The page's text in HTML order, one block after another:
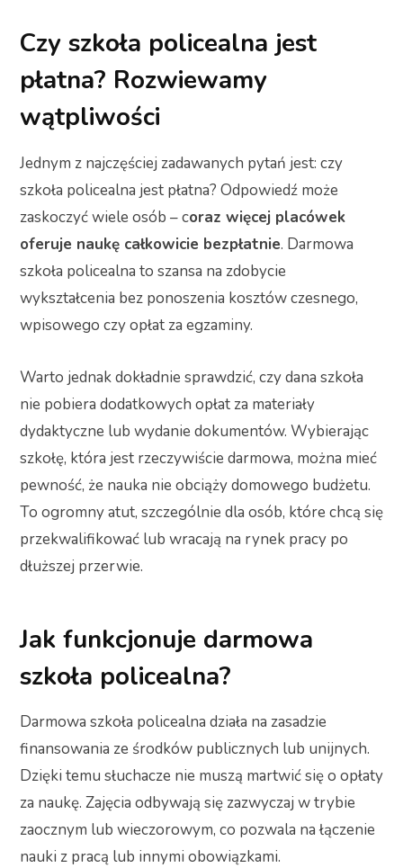
Czy szkoła policealna jest
płatna? Rozwiewamy
wątpliwości
Jednym z najczęściej zadawanych pytań jest: czy
szkoła policealna jest płatna? Odpowiedź może
zaskoczyć wiele osób – coraz więcej placówek
oferuje naukę całkowicie bezpłatnie. Darmowa
szkoła policealna to szansa na zdobycie
wykształcenia bez ponoszenia kosztów czesnego,
wpisowego czy opłat za egzaminy.
Warto jednak dokładnie sprawdzić, czy dana szkoła
nie pobiera dodatkowych opłat za materiały
dydaktyczne lub wydanie dokumentów. Wybierając
szkołę, która jest rzeczywiście darmowa, można mieć
pewność, że nauka nie obciąży domowego budżetu.
To ogromny atut, szczególnie dla osób, które chcą się
przekwalifikować lub wracają na rynek pracy po
dłuższej przerwie.
Jak funkcjonuje darmowa
szkoła policealna?
Darmowa szkoła policealna działa na zasadzie
finansowania ze środków publicznych lub unijnych.
Dzięki temu słuchacze nie muszą martwić się o opłaty
za naukę. Zajęcia odbywają się zazwyczaj w trybie
zaocznym lub wieczorowym, co pozwala na łączenie
nauki z pracą lub innymi obowiązkami.